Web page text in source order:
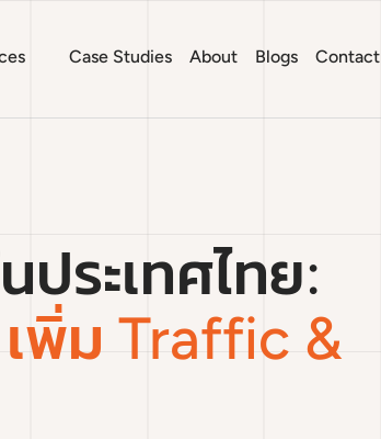
Case Studies About Blogs Contact
ประเทศไทย:
พิ่ม Traffic &